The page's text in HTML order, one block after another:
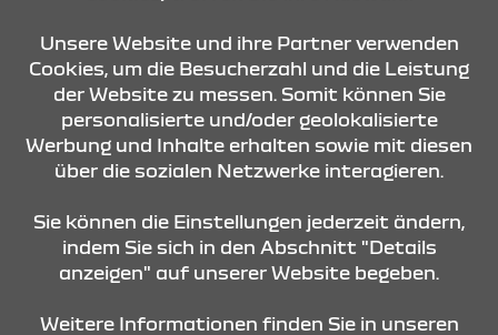
ÖFFNUNGSZEITEN
Unsere Website und ihre Partner verwenden
Cookies, um die Besucherzahl und die Leistung
der Website zu messen. Somit können Sie
personalisierte und/oder geolokalisierte
Werbung und Inhalte erhalten sowie mit diesen
über die sozialen Netzwerke interagieren.
Sie können die Einstellungen jederzeit ändern,
indem Sie sich in den Abschnitt "Details
anzeigen" auf unserer Website begeben.
Weitere Informationen finden Sie in unseren